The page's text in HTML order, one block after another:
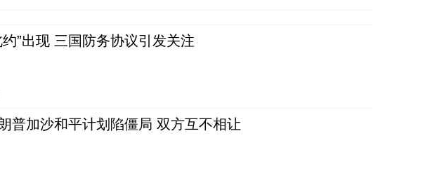
”出现 三国防务协议引发关注
普加沙和平计划陷僵局 双方互不相让